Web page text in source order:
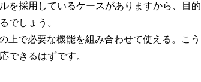
を採用しているケースがありますから、目的
でしょう。
上で必要な機能を組み合わせて使える。こう
できるはずです。